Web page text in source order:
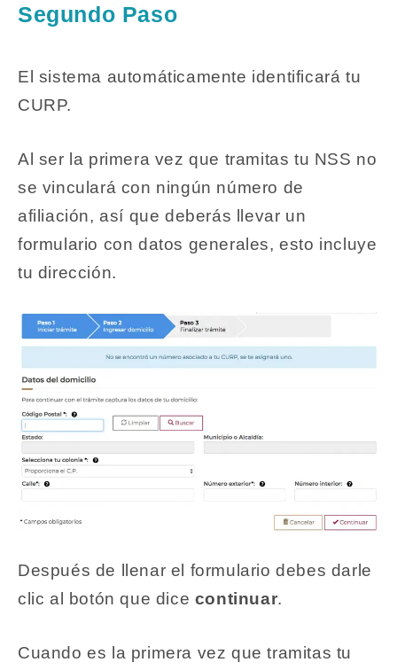
Segundo Paso
El sistema automáticamente identificará tu
CURP.
Al ser la primera vez que tramitas tu NSS no
se vinculará con ningún número de
afiliación, así que deberás llevar un
formulario con datos generales, esto incluye
tu dirección.
Después de llenar el formulario debes darle
clic al botón que dice continuar.
Cuando es la primera vez que tramitas tu